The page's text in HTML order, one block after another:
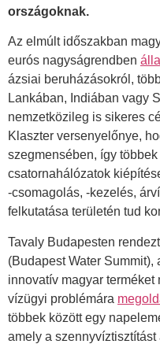
országoknak.
Az elmúlt időszakban
eurós nagyságrendben
ázsiai beruházásokról,
Lankában, Indiában vagy
nemzetközileg is sikeres
Klaszter versenyelőnye,
szegmensében, így
csatornahálózatok
-csomagolás, -kezelés,
felkutatása területén tud
Tavaly Budapesten
(Budapest Water
innovatív magyar terméket
vízügyi problémára
többek között egy
amely a